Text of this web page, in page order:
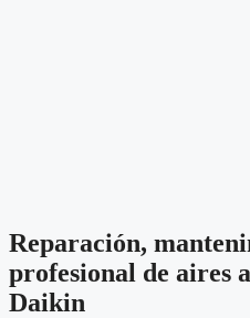
Reparación,
profesional de aires
Daikin